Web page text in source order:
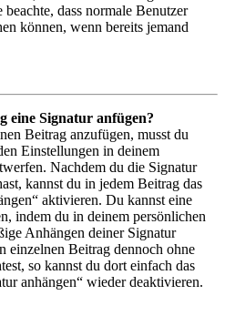
dass normale Benutzer
können, wenn bereits jemand
eine Signatur anfügen?
Beitrag anzufügen, musst du
Einstellungen in deinem
Nachdem du die Signatur
kannst du in jedem Beitrag das
aktivieren. Du kannst eine
indem du in deinem persönlichen
Anhängen deiner Signatur
einzelnen Beitrag dennoch ohne
so kannst du dort einfach das
anhängen“ wieder deaktivieren.